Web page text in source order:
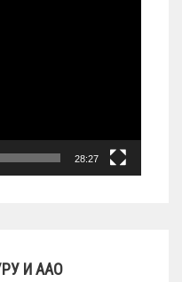
28:27
И ААО